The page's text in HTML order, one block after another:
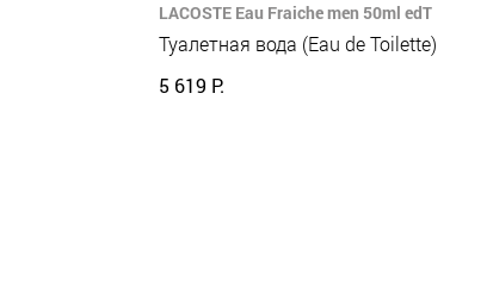
LACOSTE Eau Fraiche men 50ml edT
Туалетная вода (Eau de Toilette)
5 619 Р.